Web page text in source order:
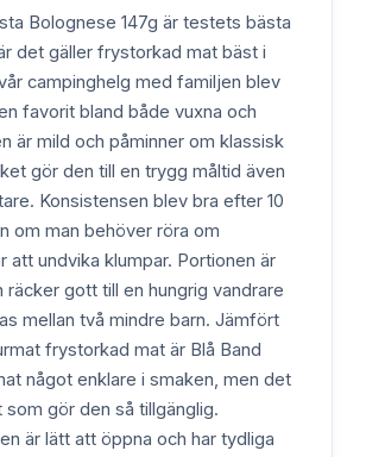
Bolognese 147g är testets bästa
det gäller frystorkad mat bäst i
campinghelg med familjen blev
favorit bland både vuxna och
är mild och påminner om klassisk
gör den till en trygg måltid även
Konsistensen blev bra efter 10
om man behöver röra om
att undvika klumpar. Portionen är
räcker gott till en hungrig vandrare
mellan två mindre barn. Jämfört
frystorkad mat är Blå Band
något enklare i smaken, men det
som gör den så tillgänglig.
är lätt att öppna och har tydliga